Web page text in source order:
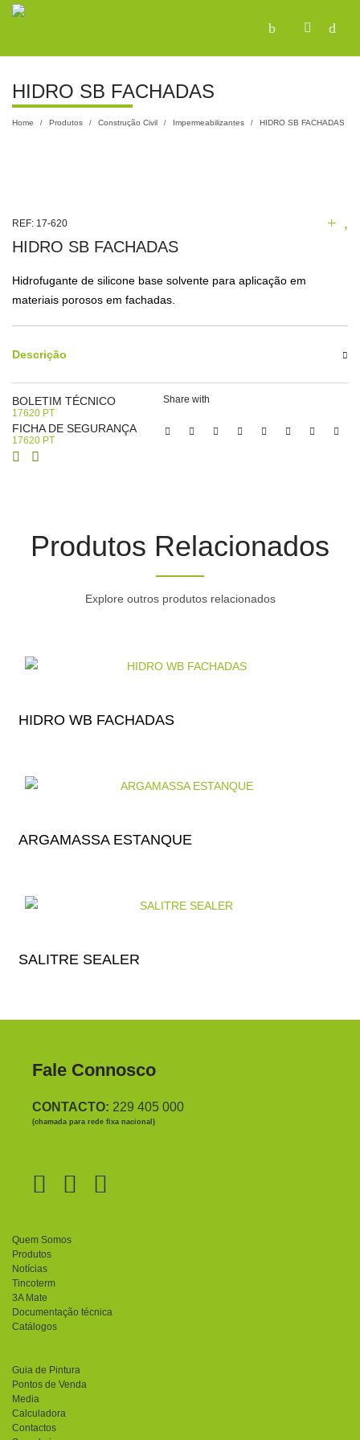
HIDRO SB FACHADAS
Home / Produtos / Construção Civil / Impermeabilizantes / HIDRO SB FACHADAS
HIDRO SB FACHADAS
Hidrofugante de silicone base solvente para aplicação em
materiais porosos em fachadas.
Descrição
BOLETIM TÉCNICO
17620 PT
FICHA DE SEGURANÇA
17620 PT
REF: 17-620
Share with
Produtos Relacionados
Explore outros produtos relacionados
HIDRO WB FACHADAS
ARGAMASSA ESTANQUE
SALITRE SEALER
Fale Connosco
CONTACTO: 229 405 000
(chamada para rede fixa nacional)
Quem Somos
Produtos
Notícias
Tincoterm
3A Mate
Documentação técnica
Catálogos
Guia de Pintura
Pontos de Venda
Media
Calculadora
Contactos